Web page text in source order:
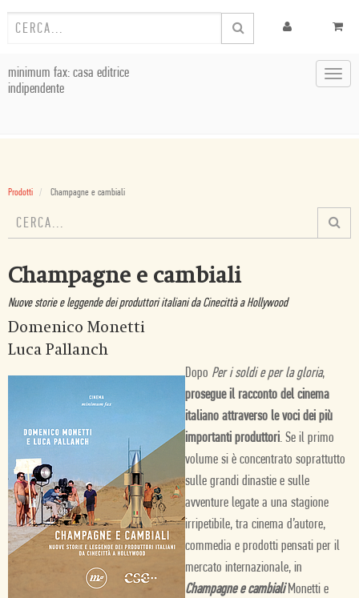
minimum fax: casa editrice
indipendente
Prodotti Champagne e cambiali
Champagne e cambiali
Nuove storie e leggende dei produttori italiani da Cinecittà a Hollywood
Domenico Monetti
Luca Pallanch
Dopo Per i soldi e per la gloria,
prosegue il racconto del cinema
italiano attraverso le voci dei più
importanti produttori. Se il primo
volume si è concentrato soprattutto
sulle grandi dinastie e sulle
avventure legate a una stagione
irripetibile, tra cinema d’autore,
commedia e prodotti pensati per il
mercato internazionale, in
Champagne e cambialiMonetti e